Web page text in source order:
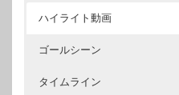
ハイライト動画
ゴールシーン
タイムライン